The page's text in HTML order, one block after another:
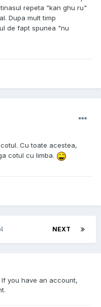
repeta "kan ghu ru"
Dupa mult timp
de fapt spunea "nu
Cu toate acestea,
cotul cu limba.
NEXT
you have an account,